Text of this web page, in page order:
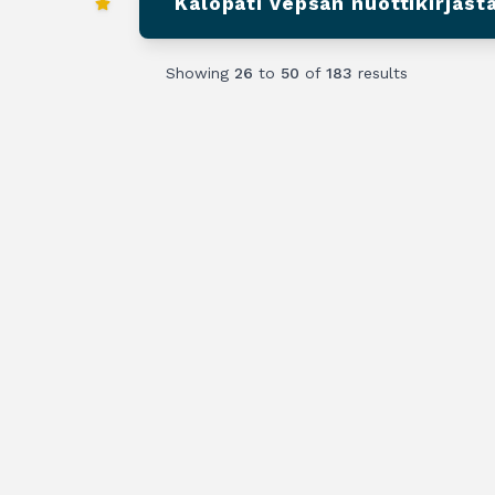
Showing 26 to 50 of 183 results